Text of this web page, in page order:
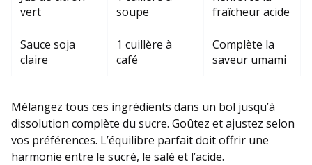
vert
soupe
fraîcheur acide
Sauce soja
claire
1 cuillère à
café
Complète la
saveur umami
Mélangez tous ces ingrédients dans un bol jusqu’à
dissolution complète du sucre. Goûtez et ajustez selon
vos préférences. L’équilibre parfait doit offrir une
harmonie entre le sucré, le salé et l’acide.